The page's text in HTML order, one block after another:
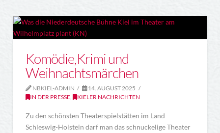
Komödie,Krimi und
Weihnachtsmärchen
NBKIEL-ADMIN
14. AUGUST 2025
IN DER PRESSE, KIELER NACHRICHTEN
Zu den schönsten Theaterspielstätten im Land
Schleswig-Holstein darf man das schnuckelige Theater